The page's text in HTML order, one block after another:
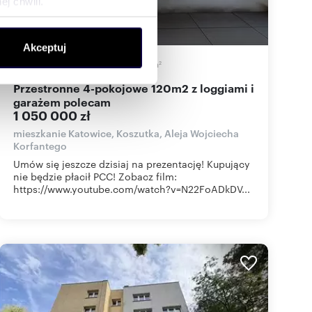
społecznościowym,
od Ciebie lub
Akceptuj
m zł/m2
Przestronne 4-pokojowe 120m2 z loggiami i
garażem polecam
1 050 000 zł
mieszkanie Katowice, Koszutka, Aleja Wojciecha
Korfantego
Umów się jeszcze dzisiaj na prezentację! Kupujący
nie będzie płacił PCC! Zobacz film:
https://www.youtube.com/watch?v=N22FoADkDV...